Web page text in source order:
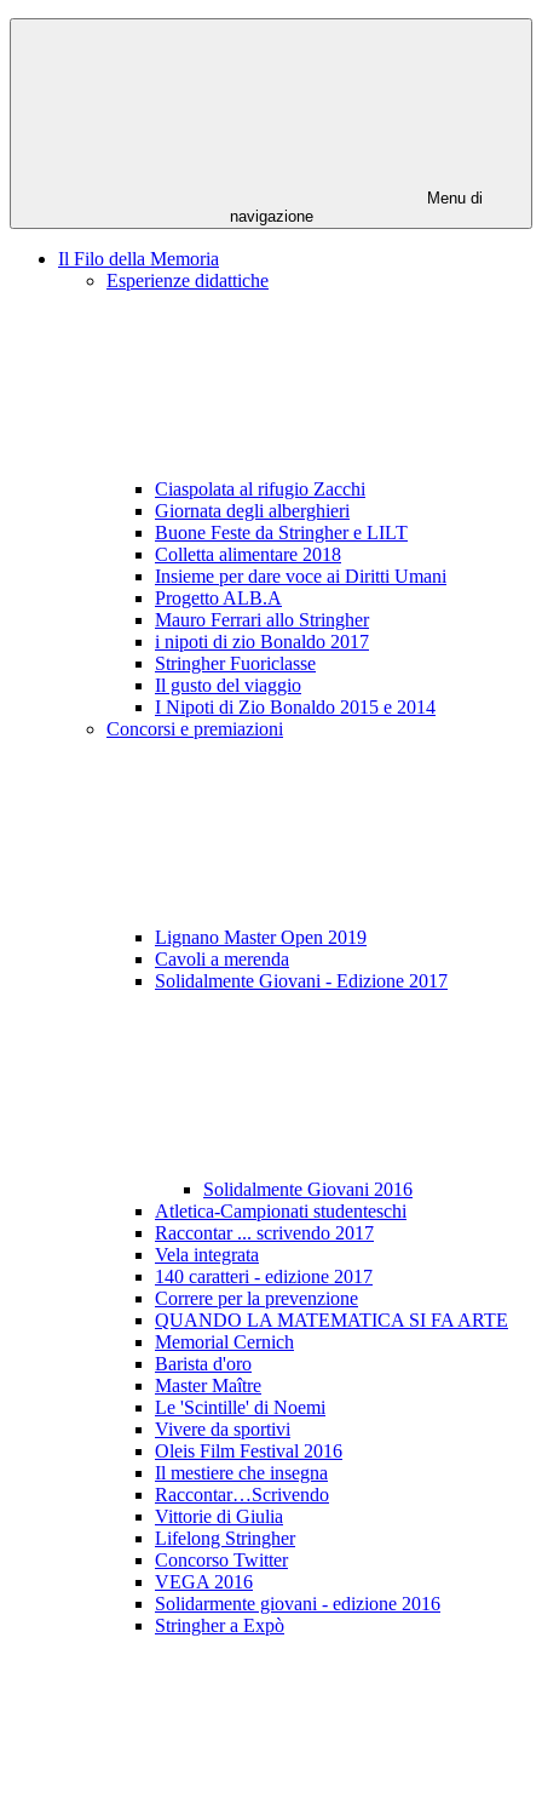
Menu di
navigazione
Il Filo della Memoria
Esperienze didattiche
Ciaspolata al rifugio Zacchi
Giornata degli alberghieri
Buone Feste da Stringher e LILT
Colletta alimentare 2018
Insieme per dare voce ai Diritti Umani
Progetto ALB.A
Mauro Ferrari allo Stringher
i nipoti di zio Bonaldo 2017
Stringher Fuoriclasse
Il gusto del viaggio
I Nipoti di Zio Bonaldo 2015 e 2014
Concorsi e premiazioni
Lignano Master Open 2019
Cavoli a merenda
Solidalmente Giovani - Edizione 2017
Solidalmente Giovani 2016
Atletica-Campionati studenteschi
Raccontar ... scrivendo 2017
Vela integrata
140 caratteri - edizione 2017
Correre per la prevenzione
QUANDO LA MATEMATICA SI FA ARTE
Memorial Cernich
Barista d'oro
Master Maître
Le 'Scintille' di Noemi
Vivere da sportivi
Oleis Film Festival 2016
Il mestiere che insegna
Raccontar…Scrivendo
Vittorie di Giulia
Lifelong Stringher
Concorso Twitter
VEGA 2016
Solidarmente giovani - edizione 2016
Stringher a Expò